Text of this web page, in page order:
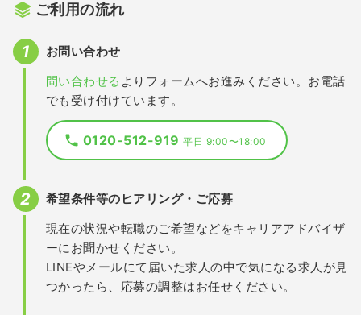
ご利用の流れ
お問い合わせ
問い合わせる よりフォームへお進みください。お電話
でも受け付けています。
0120-512-919平日 9:00〜18:00
希望条件等のヒアリング・ご応募
現在の状況や転職のご希望などをキャリアアドバイザ
ーにお聞かせください。
LINEやメールにて届いた求人の中で気になる求人が見
つかったら、応募の調整はお任せください。